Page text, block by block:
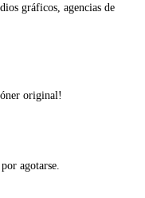
gráficos, agencias de
original!
agotarse.